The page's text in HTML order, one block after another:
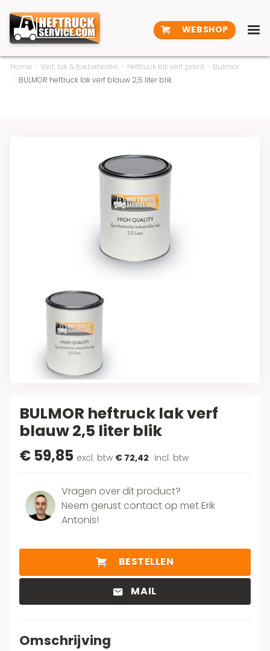
WEBSHOP
Home Verf, lak & toebehoren Heftruck lak verf paint
Bulmor
BULMOR heftruck lak verf blauw 2,5 liter blik
BULMOR heftruck lak verf
blauw 2,5 liter blik
€ 59,85 excl. btw € 72,42 incl. btw
Vragen over dit product?
Neem gerust contact op met Erik
Antonis!
BESTELLEN
MAIL
Omschrijving